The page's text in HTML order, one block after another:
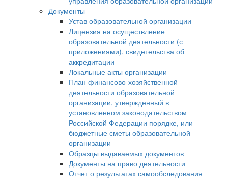
Документы
Устав образовательной организации
Лицензия на осуществление
образовательной деятельности (с
приложениями), свидетельства об
аккредитации
Локальные акты организации
План финансово-хозяйственной
деятельности образовательной
организации, утвержденный в
установленном законодательством
Российской Федерации порядке, или
бюджетные сметы образовательной
организации
Образцы выдаваемых документов
Документы на право деятельности
Отчет о результатах самообследования